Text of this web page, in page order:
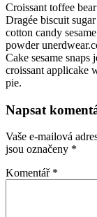
Croissant toffee
Dragée biscuit
cotton candy
powder
Cake sesame
croissant applicake
pie.
Napsat
Vaše e-mailová
jsou označeny *
Komentář *